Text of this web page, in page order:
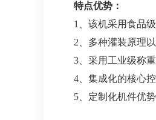
特点优势：
1、该机采用食品
2、多种灌装原理
3、采用工业级称
4、集成化的核心
5、定制化机件优